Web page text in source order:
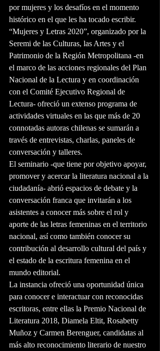
por mujeres y los desafíos en el momento
histórico en el que les ha tocado escribir.
“Mujeres y Letras 2020”, organizado por la
Seremi de las Culturas, las Artes y el
Patrimonio de la Región Metropolitana -en
el marco de las acciones regionales del Plan
Nacional de la Lectura y en coordinación
con el Comité Ejecutivo Regional de
Lectura- ofreció un extenso programa de
actividades virtuales en las que más de 20
connotadas autoras chilenas se sumarán a
través de entrevistas, charlas, paneles de
conversación y talleres.
El seminario -que tiene por objetivo apoyar,
promover y acercar la literatura nacional a la
ciudadanía- abrió espacios de debate y la
conversación franca que invitarán a los
asistentes a conocer más sobre el rol y
aporte de las letras femeninas en el territorio
nacional, así como también conocer su
contribución al desarrollo cultural del país y
el estado de la escritura femenina en el
mundo editorial.
La instancia ofreció una oportunidad única
para conocer e interactuar con reconocidas
escritoras, entre ellas la Premio Nacional de
Literatura 2018, Diamela Eltit, Rosabetty
Muñoz y Carmen Berenguer, candidatas al
más alto reconocimiento literario de nuestro